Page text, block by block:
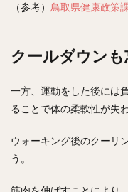
（参考） 鳥取県健康政策
クールダウン
一方、運動をした後には
ることで体の柔軟性が失
ウォーキング後のクーリ
う。